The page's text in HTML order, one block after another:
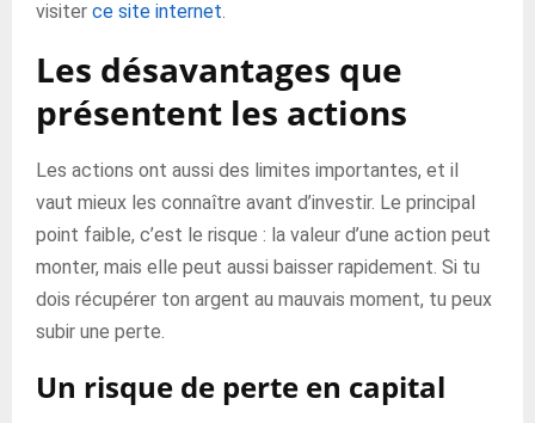
visiter ce site internet.
Les désavantages que
présentent les actions
Les actions ont aussi des limites importantes, et il
vaut mieux les connaître avant d’investir. Le principal
point faible, c’est le risque : la valeur d’une action peut
monter, mais elle peut aussi baisser rapidement. Si tu
dois récupérer ton argent au mauvais moment, tu peux
subir une perte.
Un risque de perte en capital